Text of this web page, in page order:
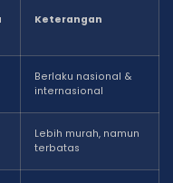
Keterangan
Berlaku nasional &
internasional
Lebih murah, namun
terbatas